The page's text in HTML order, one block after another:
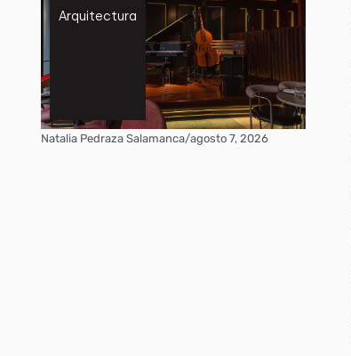
Arquitectura
Natalia Pedraza Salamanca/agosto 7, 2026